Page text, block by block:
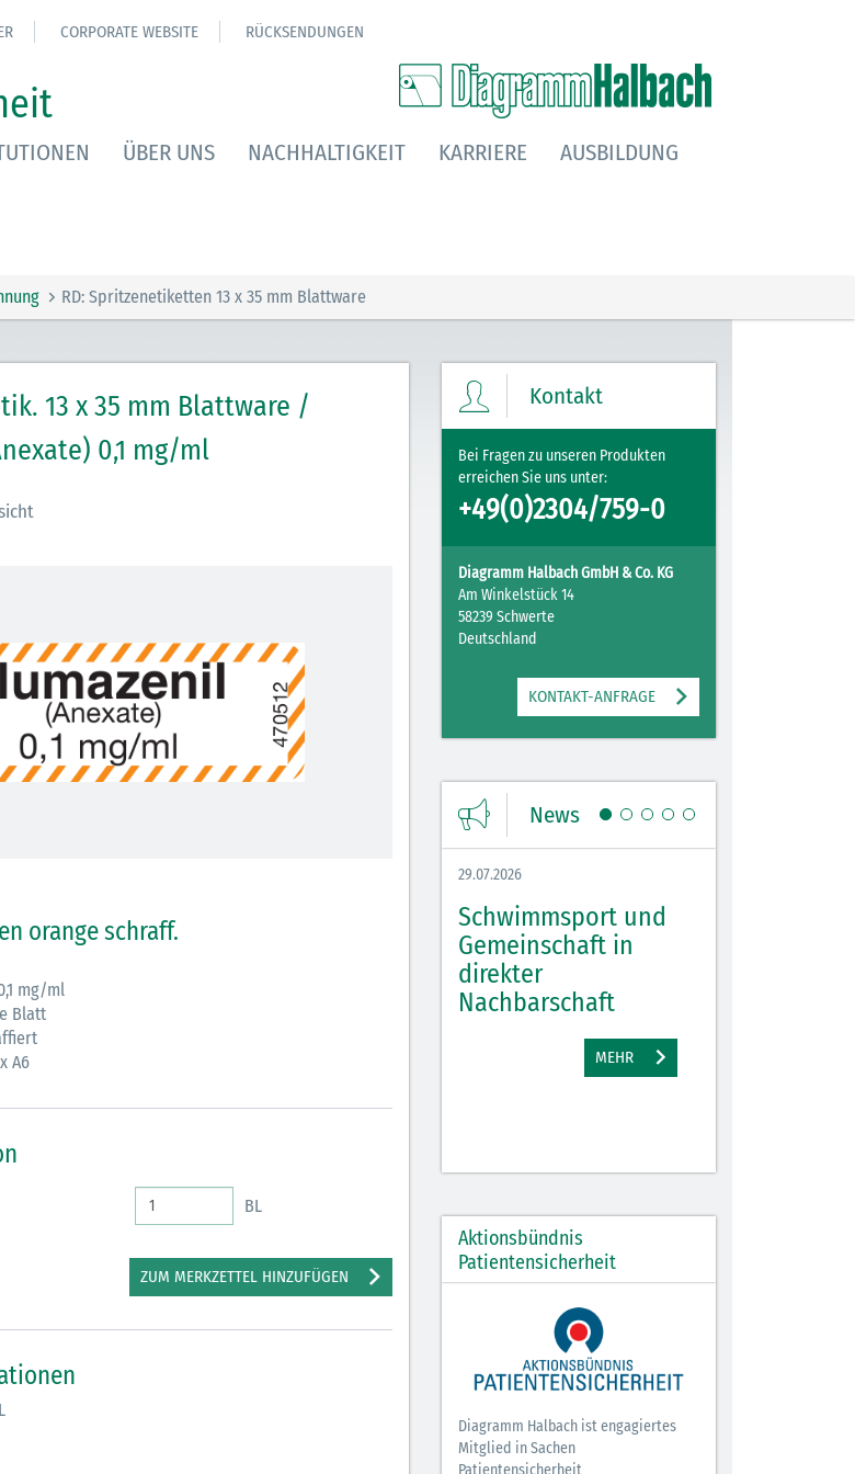
CORPORATE WEBSITE RÜCKSENDUNGEN
ÜBER UNS NACHHALTIGKEIT KARRIERE AUSBILDUNG
RD: Spritzenetiketten 13 x 35 mm Blattware
13 x 35 mm Blattware /
0,1 mg/ml
orange schraff.
mg/ml
Blatt
A6
BL
ZUM MERKZETTEL HINZUFÜGEN
Kontakt
Bei Fragen zu unseren Produkten
erreichen Sie uns unter:
+49(0)2304/759-0
Diagramm Halbach GmbH & Co. KG
Am Winkelstück 14
58239 Schwerte
Deutschland
KONTAKT-ANFRAGE
News
29.07.2026
Schwimmsport und
Gemeinschaft in
direkter
Nachbarschaft
MEHR
Aktionsbündnis
Patientensicherheit
Diagramm Halbach ist engagiertes
Mitglied in Sachen
Patientensicherheit